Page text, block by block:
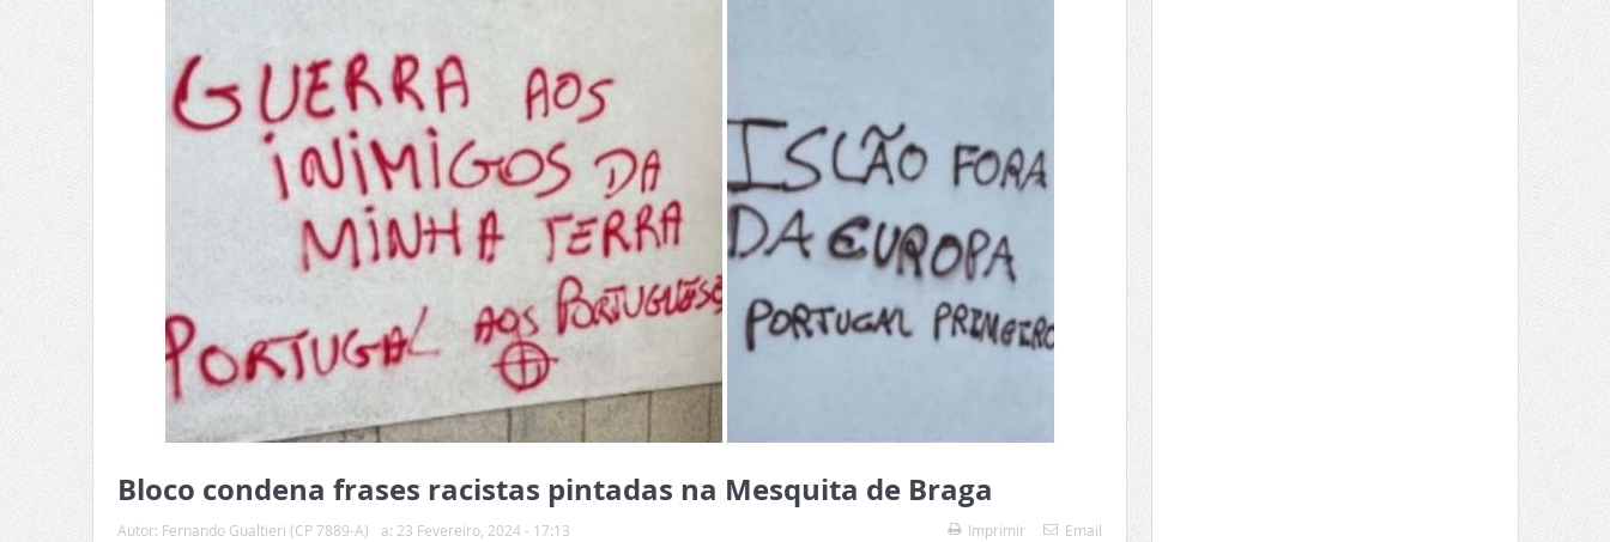
Bloco condena frases racistas pintadas na Mesquita de Braga
Autor: Fernando Gualtieri (CP 7889-A) a: 23 Fevereiro, 2024 - 17:13 Imprimir Email